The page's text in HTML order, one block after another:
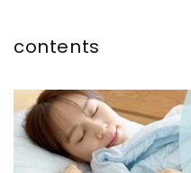
務 在宅ワーク
contents